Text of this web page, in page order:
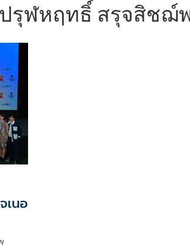
รุฬหฤทธิ์ สรุจสิชฌ์
เนอ